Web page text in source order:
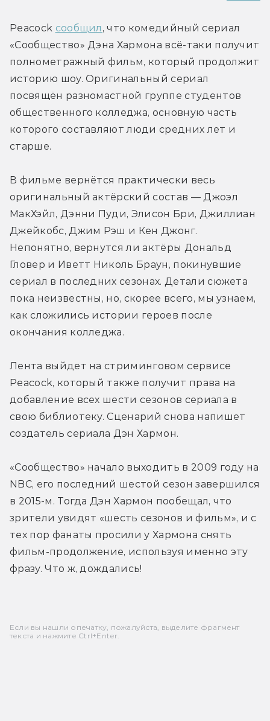
Peacock сообщил , что комедийный сериал
«Сообщество» Дэна Хармона всё-таки получит
полнометражный фильм, который продолжит
историю шоу. Оригинальный сериал
посвящён разномастной группе студентов
общественного колледжа, основную часть
которого составляют люди средних лет и
старше.
В фильме вернётся практически весь
оригинальный актёрский состав — Джоэл
МакХэйл, Дэнни Пуди, Элисон Бри, Джиллиан
Джейкобс, Джим Рэш и Кен Джонг.
Непонятно, вернутся ли актёры Дональд
Гловер и Иветт Николь Браун, покинувшие
сериал в последних сезонах. Детали сюжета
пока неизвестны, но, скорее всего, мы узнаем,
как сложились истории героев после
окончания колледжа.
Лента выйдет на стриминговом сервисе
Peacock, который также получит права на
добавление всех шести сезонов сериала в
свою библиотеку. Сценарий снова напишет
создатель сериала Дэн Хармон.
«Сообщество» начало выходить в 2009 году на
NBC, его последний шестой сезон завершился
в 2015-м. Тогда Дэн Хармон пообещал, что
зрители увидят «шесть сезонов и фильм», и с
тех пор фанаты просили у Хармона снять
фильм-продолжение, используя именно эту
фразу. Что ж, дождались!
Если вы нашли опечатку, пожалуйста, выделите фрагмент
текста и нажмите Ctrl+Enter.